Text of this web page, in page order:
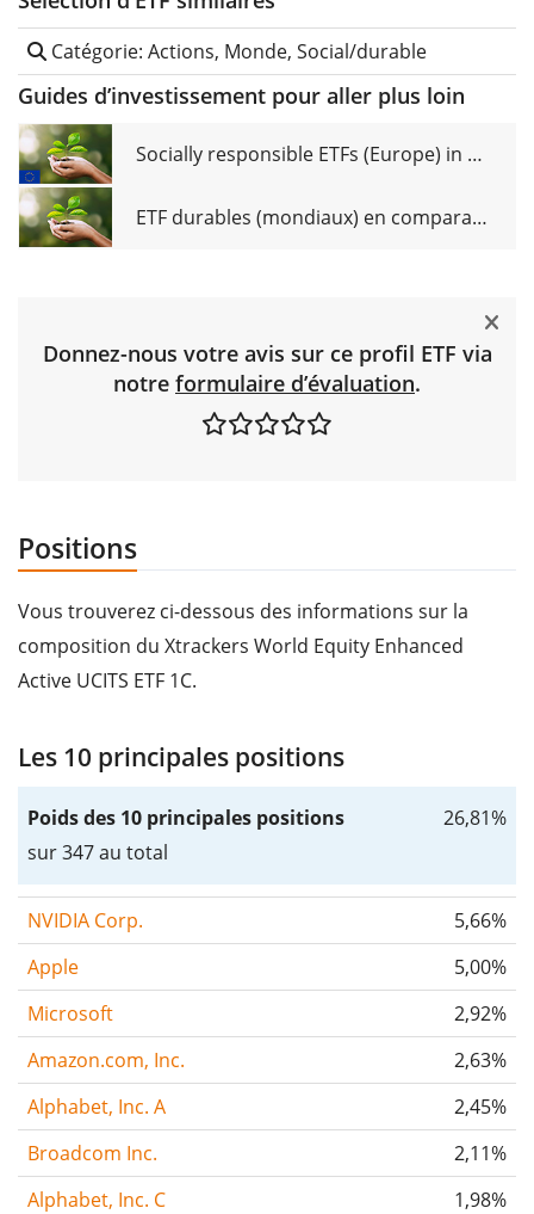
Catégorie: Actions, Monde, Social/durable
Guides d’investissement pour aller plus loin
Socially responsible ETFs (Europe) in comparison
ETF durables (mondiaux) en comparaison
Donnez-nous votre avis sur ce profil ETF via
notre formulaire d’évaluation.
Positions
Vous trouverez ci-dessous des informations sur la
composition du Xtrackers World Equity Enhanced
Active UCITS ETF 1C.
Les 10 principales positions
Poids des 10 principales positions
sur 347 au total
26,81%
NVIDIA Corp.
5,66%
Apple
5,00%
Microsoft
2,92%
Amazon.com, Inc.
2,63%
Alphabet, Inc. A
2,45%
Broadcom Inc.
2,11%
Alphabet, Inc. C
1,98%